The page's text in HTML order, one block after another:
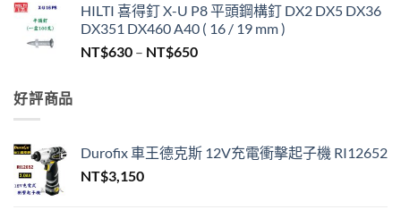
範
圍：
NT$330
HILTI 喜得釘 X-U P8 平頭鋼構釘 DX2 DX5 DX36
DX351 DX460 A40 ( 16 / 19 mm )
NT$630 – NT$650價
到
NT$650
好評商品
Durofix 車王德克斯 12V充電衝擊起子機 RI12652
NT$3,150